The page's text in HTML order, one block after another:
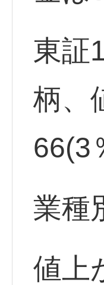
東証
柄、
66(3
業種
値上